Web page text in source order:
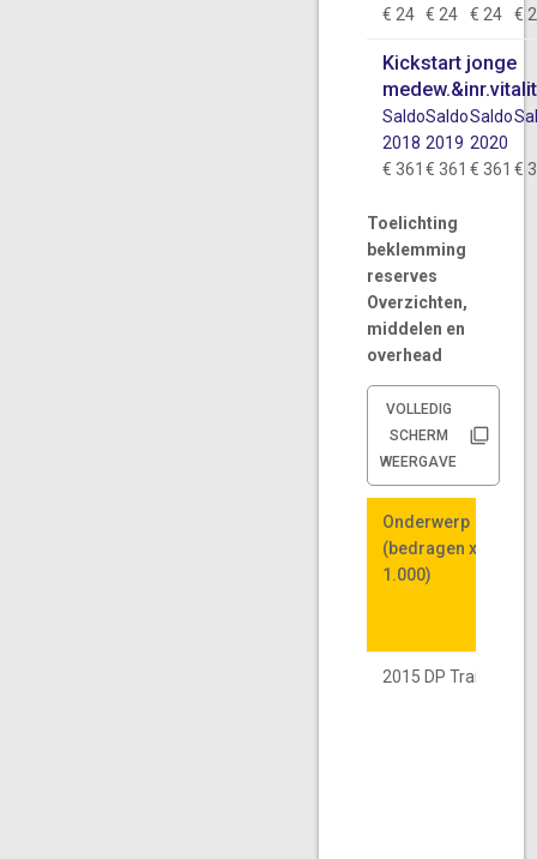
€ 24 € 24 € 24 €
Kickstart jonge
Saldo
2018
Saldo
2019
Saldo
2020
€ 361 € 361 € 361 €
Toelichting
beklemming
reserves
Overzichten,
middelen en
overhead
VOLLEDIG
SCHERM
WEERGAVE
Onderwerp
(bedragen x €
1.000)
Onderwerp
(bedragen x €
1.000)
2015 DP Trainees